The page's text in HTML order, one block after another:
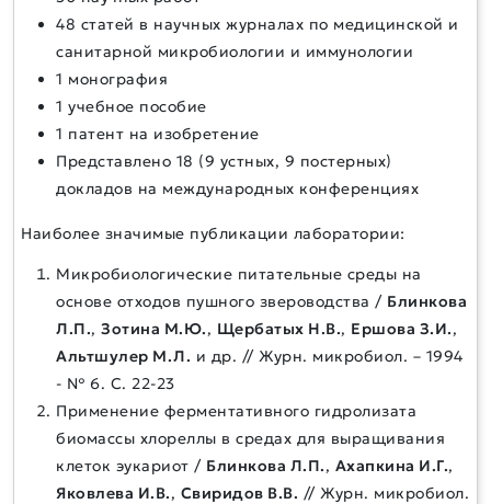
48 статей в научных журналах по медицинской и
санитарной микробиологии и иммунологии
1 монография
1 учебное пособие
1 патент на изобретение
Представлено 18 (9 устных, 9 постерных)
докладов на международных конференциях
Наиболее значимые публикации лаборатории:
Микробиологические питательные среды на
основе отходов пушного звероводства / Блинкова
Л.П., Зотина М.Ю., Щербатых Н.В., Ершова З.И.,
Альтшулер М.Л. и др. // Журн. микробиол. – 1994
- № 6. С. 22-23
Применение ферментативного гидролизата
биомассы хлореллы в средах для выращивания
клеток эукариот / Блинкова Л.П., Ахапкина И.Г.,
Яковлева И.В., Свиридов В.В. // Журн. микробиол.